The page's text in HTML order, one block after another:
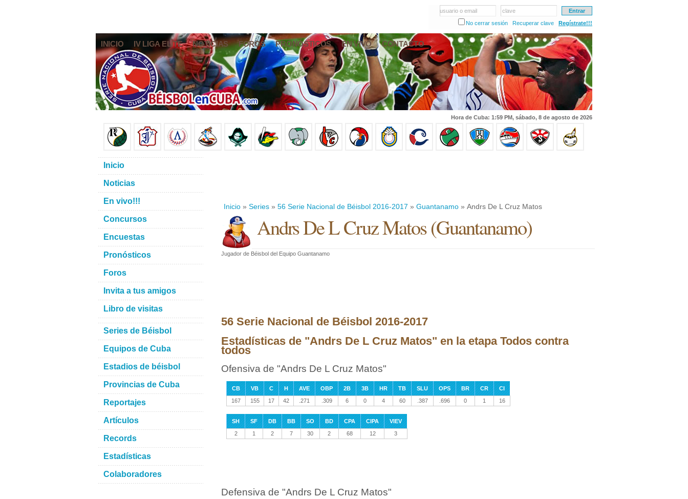
usuario o email
clave
No cerrar sesión
Recuperar clave Regístrate!!!
INICIO IV LIGA ELITE NOTICIAS FOROS PRONÓSTICOS EN VIVO CONTACTO
Hora de Cuba: 1:59 PM, sábado, 8 de agosto de 2026
Inicio » Series » 56 Serie Nacional de Béisbol 2016-2017 » Guantanamo » Andrs De L Cruz Matos
Andrs De L Cruz Matos(Guantanamo)
Jugador de Béisbol del Equipo Guantanamo
56 Serie Nacional de Béisbol 2016-2017
Estadísticas de "Andrs De L Cruz Matos" en la etapa Todos contra
todos
Ofensiva de "Andrs De L Cruz Matos"
CB VB C H AVE OBP 2B 3B HR TB SLU OPS BR CR
CI
167
155 17 42 .271 .309 6 0 4 60 .387 .696 0 1 16
SH SF DB BB SO BD CPA CIPA
VIEV
2
1 2 7 30 2 68 12 3
Defensiva de "Andrs De L Cruz Matos"
Inicio
Noticias
En vivo!!!
Concursos
Encuestas
Pronósticos
Foros
Invita a tus amigos
Libro de visitas
Series de Béisbol
Equipos de Cuba
Estadios de béisbol
Provincias de Cuba
Reportajes
Artículos
Records
Estadísticas
Colaboradores